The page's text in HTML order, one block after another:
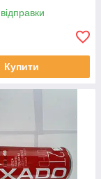
Купити